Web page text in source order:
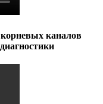
каналов